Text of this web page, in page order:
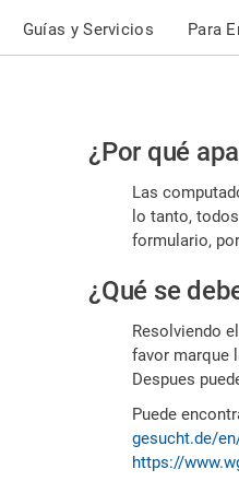
Guías y Servicios Para
Por
favor,
confirme
es
humano
¿Por qué
Las
lo tanto,
formulario,
¿Qué se
Resolviendo
favor marque
Despues
Puede
gesucht.de/
https://